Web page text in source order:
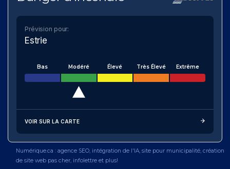
Prévision pour:
Estrie
Bas Modéré Élevé Très Élevé Extrême
VOIR SUR LA CARTE
Numérique.ca :agence SEO, intégration de l'IA,site pour municipalité,création
de site web pas cher, infolettre et plus!